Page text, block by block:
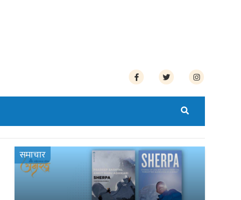
समाचार